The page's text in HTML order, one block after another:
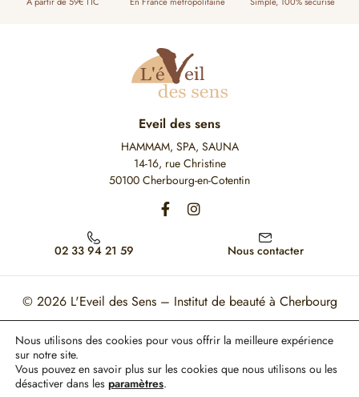
Eveil des sens
HAMMAM, SPA, SAUNA
14-16, rue Christine
50100 Cherbourg-en-Cotentin
02 33 94 21 59 Nous contacter
© 2026 L'Eveil des Sens – Institut de beauté à Cherbourg
Mon Compte Mentions légales CGV
Ce site est protégé par reCAPTCHA. Les règles de confidentialité et les conditions
d'utilisation de Google s'appliquent.
Nous utilisons des cookies pour vous offrir la meilleure expérience
sur notre site.
Vous pouvez en savoir plus sur les cookies que nous utilisons ou les
désactiver dans les paramètres.